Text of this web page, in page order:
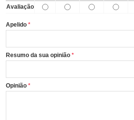
Avaliação
Apelido
Resumo da sua opinião
Opinião